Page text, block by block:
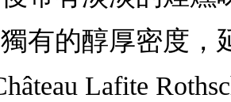
有的醇厚密度，
Lafite